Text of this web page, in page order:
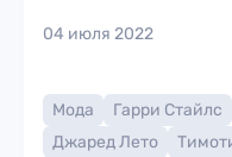
04 июля 2022
Мода Гарри Стайлс
Джаред Лето